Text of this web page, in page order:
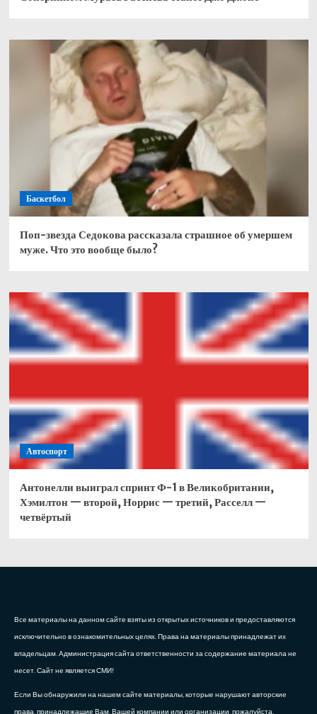
Баскетбол
Поп-звезда Седокова рассказала страшное об умершем
муже. Что это вообще было?
Автоспорт
Антонелли выиграл спринт Ф-1 в Великобритании,
Хэмилтон — второй, Норрис — третий, Расселл —
четвёртый
Все материалы на данном сайте взяты из открытых источников и предоставляются
исключительно в ознакомительных целях. Права на материалы принадлежат их
владельцам. Администрация сайта ответственности за содержание материала не
несет. Сайт не является СМИ!
Если Вы обнаружили на нашем сайте материалы, которые нарушают авторские
права, принадлежащие Вам, Вашей компании или организации, пожалуйста,